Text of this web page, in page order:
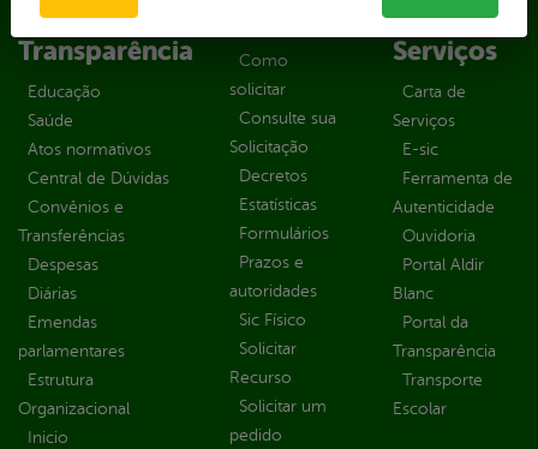
Portal da
Transparência
Educação
Saúde
Atos normativos
Central de Dúvidas
Convênios e
Transferências
Despesas
Diárias
Emendas
parlamentares
Estrutura
Organizacional
Inicio
Como
solicitar
Consulte sua
Solicitação
Decretos
Estatísticas
Formulários
Prazos e
autoridades
Sic Físico
Solicitar
Recurso
Solicitar um
pedido
Outros
Serviços
Carta de
Serviços
E-sic
Ferramenta de
Autenticidade
Ouvidoria
Portal Aldir
Blanc
Portal da
Transparência
Transporte
Escolar